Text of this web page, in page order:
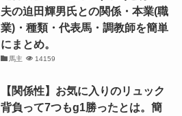
夫の迫田輝男氏との関係・本業(職
業)・種類・代表馬・調教師を簡単
にまとめ。
馬主 14159
【関係性】お気に入りのリュック
背負って7つもg1勝ったとは。簡